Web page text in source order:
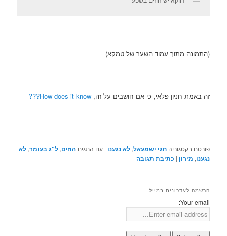
(התמונה מתוך עמוד השער של טמקא)
זה באמת חניון פלאי, כי אם חושבים על זה,How does it know???
פורסם בקטגוריה חגי ישמעאל,לא נגענו |עם התגים הוזים,ל"ג בעומר,לא
נגענו, מירון | כתיבת תגובה
הרשמה לעדכונים במייל
Your email: